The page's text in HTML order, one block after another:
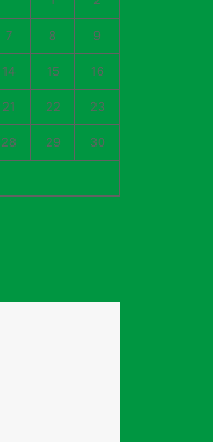
7 8 9
14 15 16
21 22 23
28 29 30